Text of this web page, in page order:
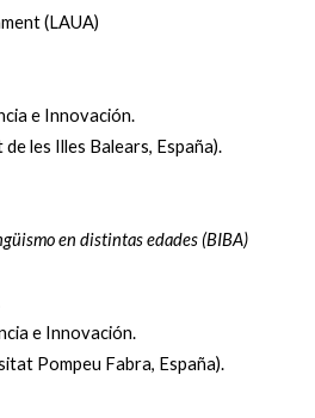
(LAUA)
e Innovación.
les Illes Balears, España).
en distintas edades (BIBA)
e Innovación.
Pompeu Fabra, España).